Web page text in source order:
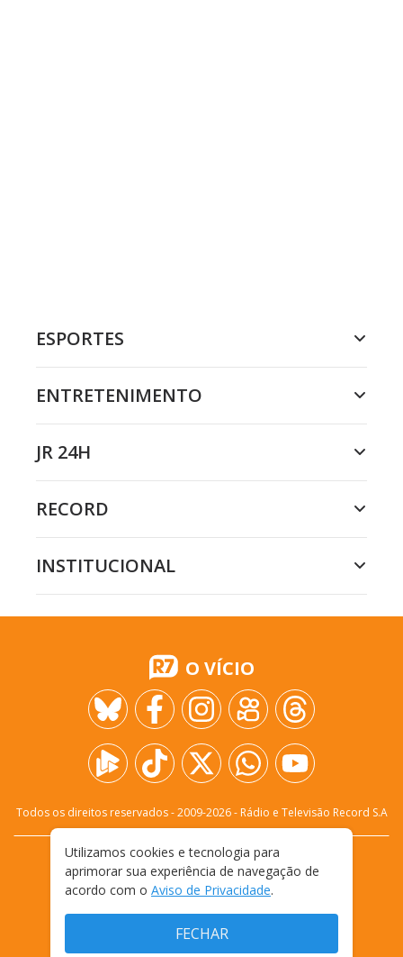
ESPORTES
ENTRETENIMENTO
JR 24H
RECORD
INSTITUCIONAL
O VÍCIO
Todos os direitos reservados - 2009-2026- Rádio e Televisão Record S.A
FALE CONOSCO
PRIVACIDADE
TERMOS E CONDIÇÕES DE USO
Utilizamos cookies e tecnologia para
aprimorar sua experiência de navegação de
acordo com o Aviso de Privacidade.
FECHAR